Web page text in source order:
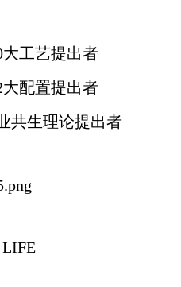
工艺提出者
配置提出者
生理论提出者